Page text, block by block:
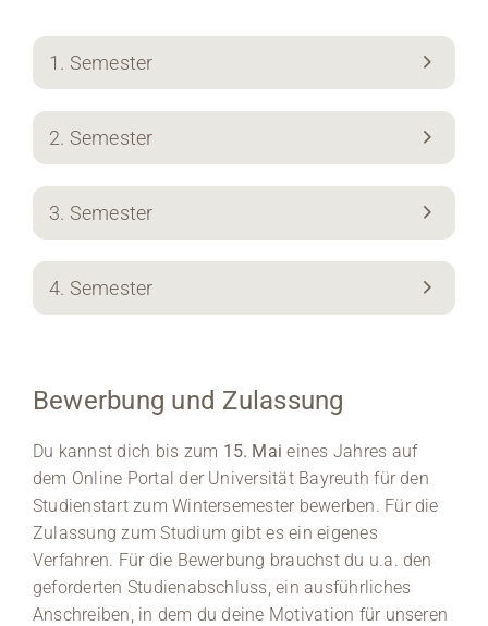
1. Semester
2. Semester
3. Semester
4. Semester
Bewerbung und Zulassung
Du kannst dich bis zum 15. Mai eines Jahres auf
dem Online Portal der Universität Bayreuth für den
Studienstart zum Wintersemester bewerben. Für die
Zulassung zum Studium gibt es ein eigenes
Verfahren. Für die Bewerbung brauchst du u.a. den
geforderten Studienabschluss, ein ausführliches
Anschreiben, in dem du deine Motivation für unseren